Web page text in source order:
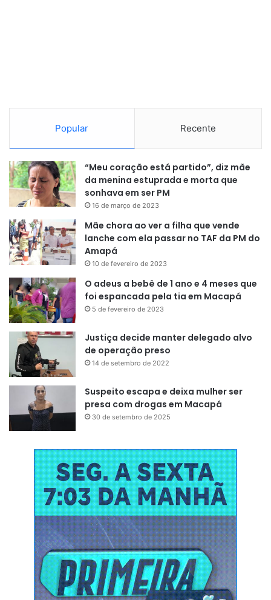
Popular Recente
“Meu coração está partido”, diz mãe
da menina estuprada e morta que
sonhava em ser PM
16 de março de 2023
Mãe chora ao ver a filha que vende
lanche com ela passar no TAF da PM do
Amapá
10 de fevereiro de 2023
O adeus a bebê de 1 ano e 4 meses que
foi espancada pela tia em Macapá
5 de fevereiro de 2023
Justiça decide manter delegado alvo
de operação preso
14 de setembro de 2022
Suspeito escapa e deixa mulher ser
presa com drogas em Macapá
30 de setembro de 2025